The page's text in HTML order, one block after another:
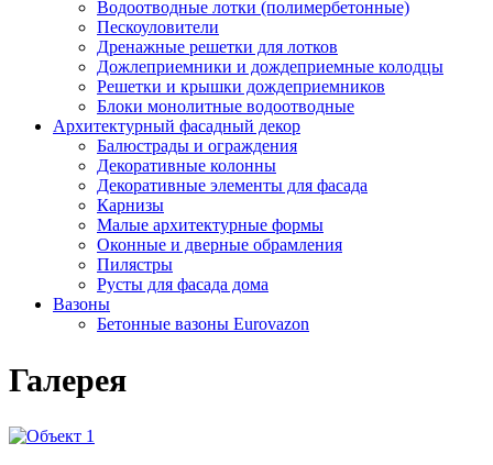
Водоотводные лотки (полимербетонные)
Пескоуловители
Дренажные решетки для лотков
Дожлеприемники и дождеприемные колодцы
Решетки и крышки дождеприемников
Блоки монолитные водоотводные
Архитектурный фасадный декор
Балюстрады и ограждения
Декоративные колонны
Декоративные элементы для фасада
Карнизы
Малые архитектурные формы
Оконные и дверные обрамления
Пилястры
Русты для фасада дома
Вазоны
Бетонные вазоны Eurovazon
Галерея